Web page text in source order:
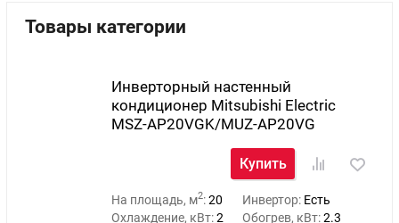
Товары категории
Инверторный настенный
кондиционер Mitsubishi Electric
MSZ-AP20VGK/MUZ-AP20VG
Купить
На площадь, м2:20 Инвертор: Есть
Охлаждение, кВт:2 Обогрев, кВт:2.3